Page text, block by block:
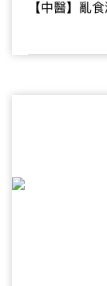
【中醫】亂